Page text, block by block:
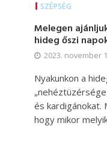
SZÉPSÉG
Melegen
hideg őszi
2023. november
Nyakunkon a
és kardigánokat.
hogy mikor